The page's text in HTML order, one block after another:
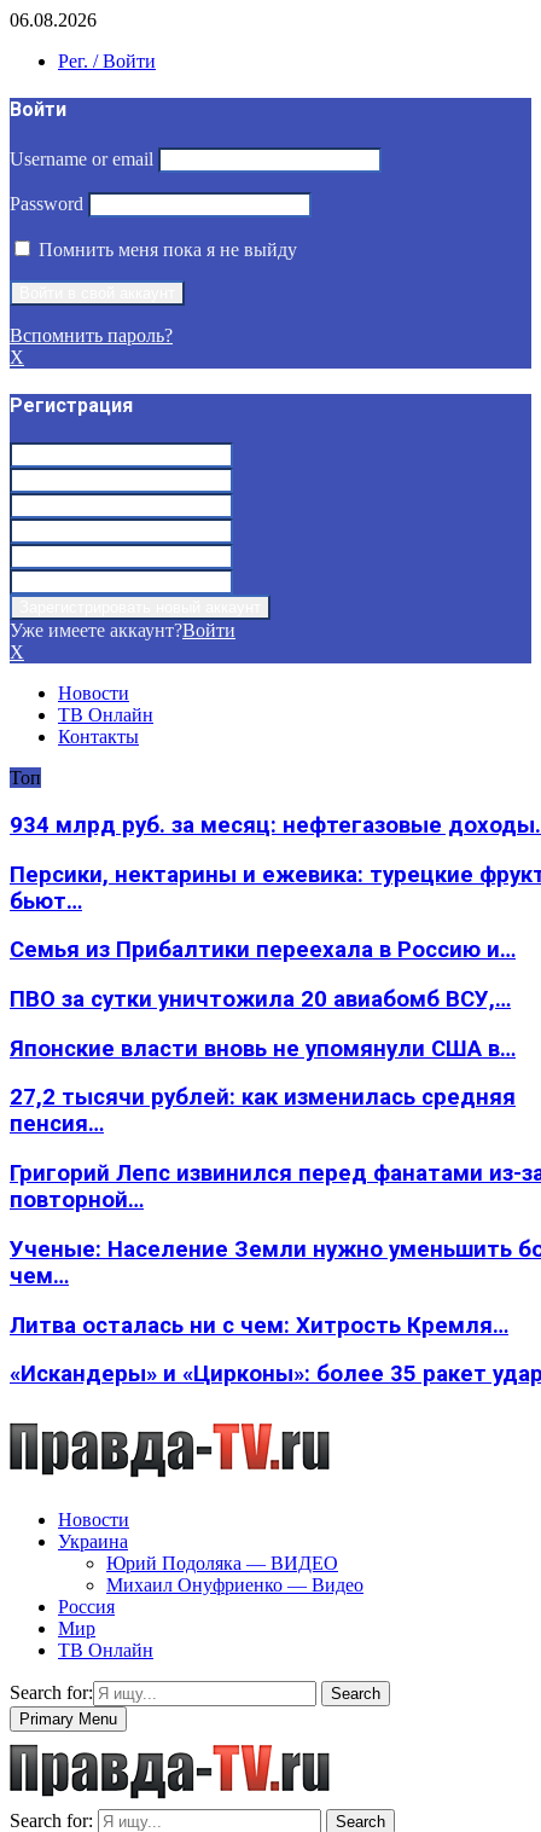
06.08.2026
Рег. / Войти
Войти
Username or email
Password
Помнить меня пока я не выйду
Вспомнить пароль?
X
Регистрация
Уже имеете аккаунт?Войти
X
Новости
ТВ Онлайн
Контакты
Топ
934 млрд руб. за месяц: нефтегазовые
Персики, нектарины и ежевика: турецкие
бьют…
Семья из Прибалтики переехала в Россию и…
ПВО за сутки уничтожила 20 авиабомб ВСУ,…
Японские власти вновь не упомянули США в…
27,2 тысячи рублей: как изменилась средняя
пенсия…
Григорий Лепс извинился перед фанатами из-
повторной…
Ученые: Население Земли нужно уменьшить
чем…
Литва осталась ни с чем: Хитрость Кремля…
«Искандеры» и «Цирконы»: более 35 ракет
Новости
Украина
Юрий Подоляка — ВИДЕО
Михаил Онуфриенко — Видео
Россия
Мир
ТВ Онлайн
Search for:
Search
Primary Menu
Search for: Search